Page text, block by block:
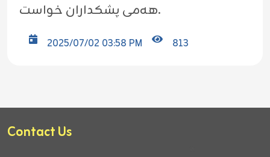
هەمی پشکداران خواست.
2025/07/02 03:58 PM 813
Contact Us